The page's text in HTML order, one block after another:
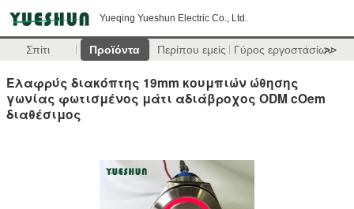
Yueqing Yueshun Electric Co., Ltd.
Σπίτι Προϊόντα Περίπου εμείς Γύρος εργοστασίων
>>
Ελαφρύς διακόπτης 19mm κουμπιών ώθησης
γωνίας φωτισμένος μάτι αδιάβροχος ODM cOem
διαθέσιμος